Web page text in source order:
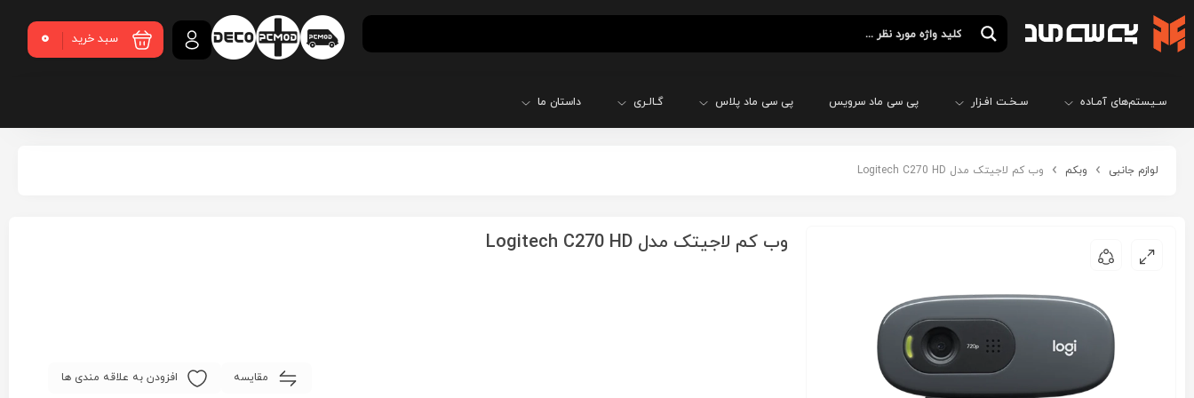
سبد خرید 0
سـیستم‌های آمـاده سـخـت افـزار پی سی ماد سرویس پی سی ماد پلاس گـالـری داستان ما
لوازم جانبی وبکم وب کم لاجیتک مدل Logitech C270 HD
وب کم لاجیتک مدل Logitech C270 HD
مقایسه افزودن به علاقه مندی ها